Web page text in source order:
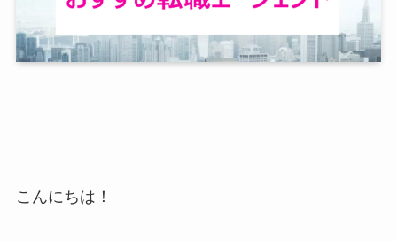
こんにちは！